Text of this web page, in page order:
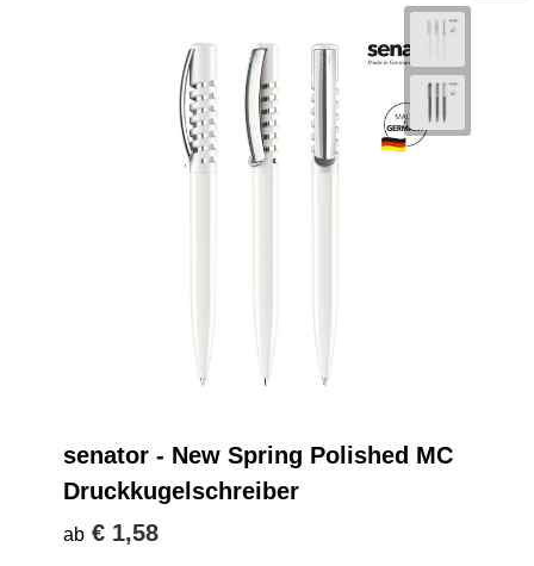
senator - New Spring Polished MC
Druckkugelschreiber
ab € 1,58